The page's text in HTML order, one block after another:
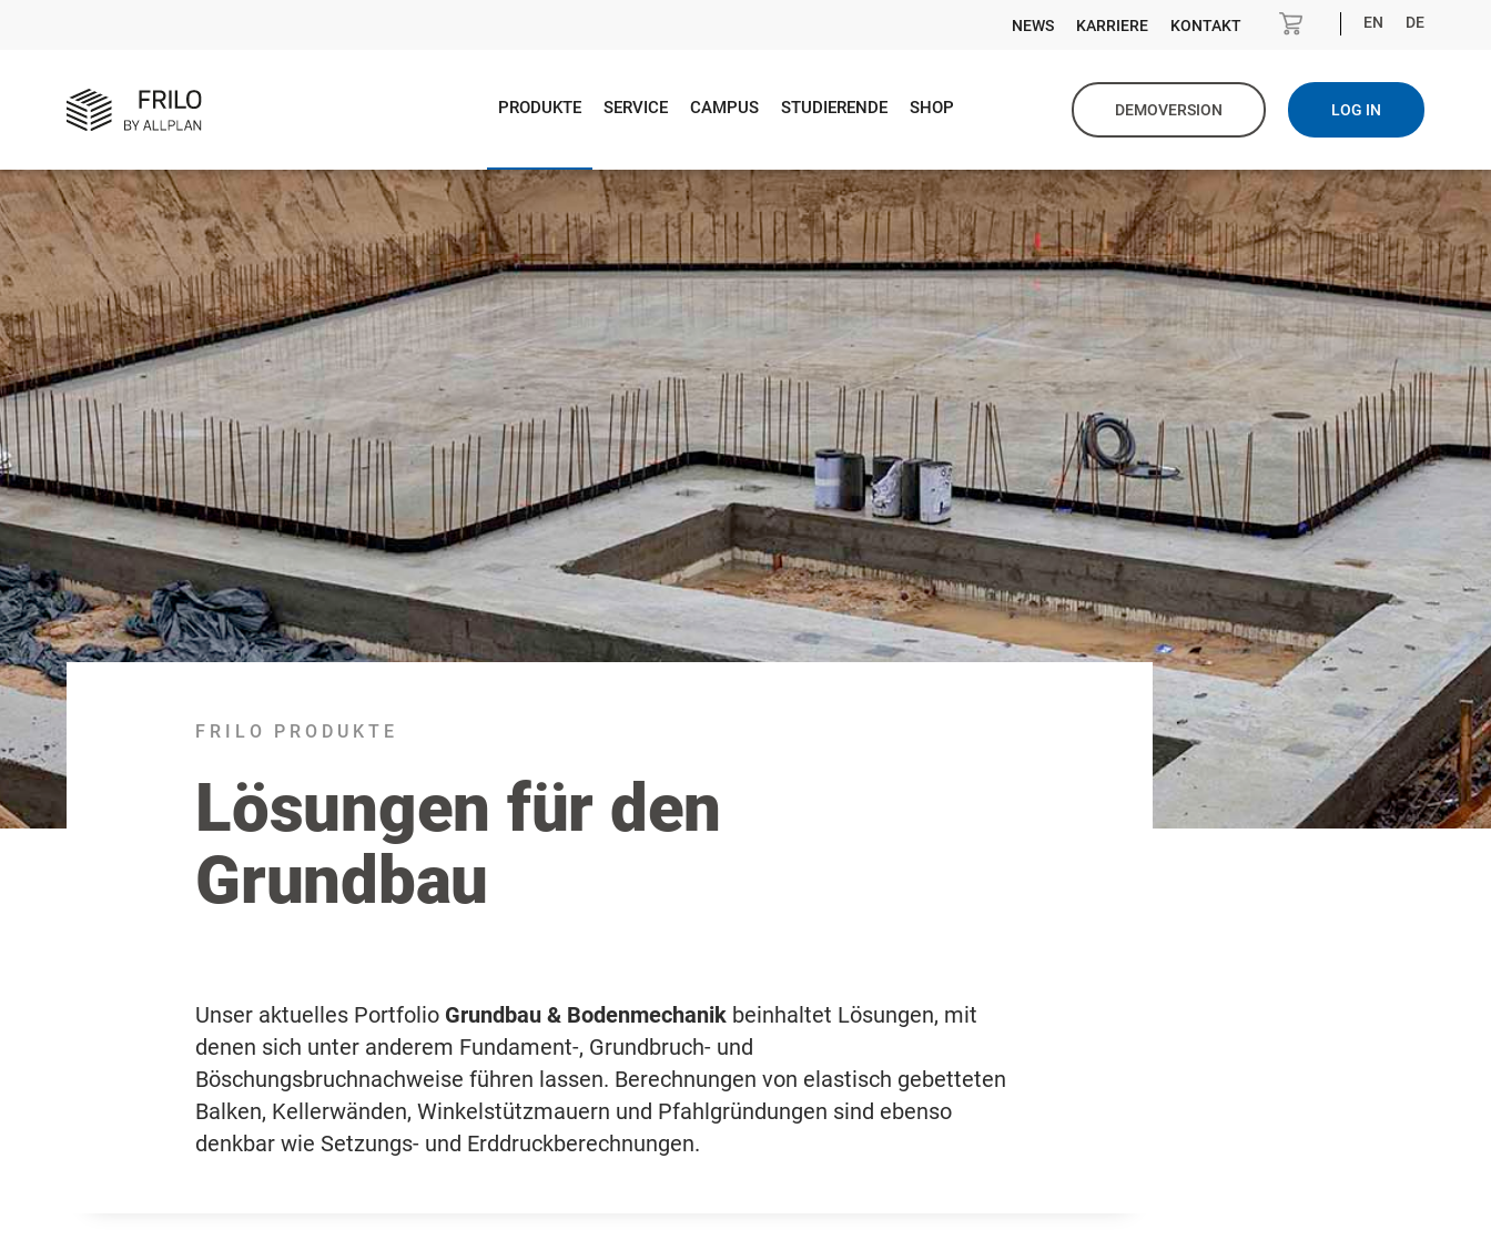
NEWS KARRIERE KONTAKT EN DE
PRODUKTE SERVICE CAMPUS STUDIERENDE SHOP DEMOVERSION LOG IN
FRILO PRODUKTE
Lösungen für den
Grundbau
Unser aktuelles Portfolio Grundbau & Bodenmechanik beinhaltet Lösungen, mit
denen sich unter anderem Fundament-, Grundbruch- und
Böschungsbruchnachweise führen lassen. Berechnungen von elastisch gebetteten
Balken, Kellerwänden, Winkelstützmauern und Pfahlgründungen sind ebenso
denkbar wie Setzungs- und Erddruckberechnungen.